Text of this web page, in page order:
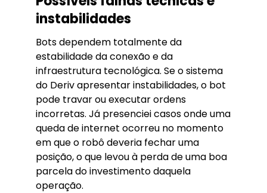
instabilidades
Bots dependem totalmente da
estabilidade da conexão e da
infraestrutura tecnológica. Se o sistema
do Deriv apresentar instabilidades, o bot
pode travar ou executar ordens
incorretas. Já presenciei casos onde uma
queda de internet ocorreu no momento
em que o robô deveria fechar uma
posição, o que levou à perda de uma boa
parcela do investimento daquela
operação.